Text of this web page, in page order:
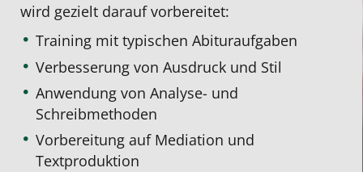
wird gezielt darauf vorbereitet:
Training mit typischen Abituraufgaben
Verbesserung von Ausdruck und Stil
Anwendung von Analyse- und
Schreibmethoden
Vorbereitung auf Mediation und
Textproduktion